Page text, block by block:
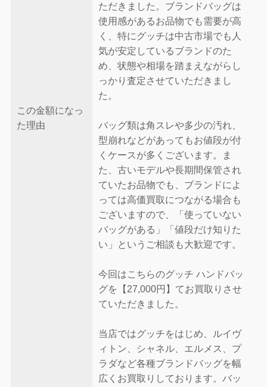
この金額になっ
た理由
ただきました。ブランドバッグは
使用感があるお品物でも需要が高
く、特にグッチは中古市場でも人
気が安定しているブランドのた
め、状態や相場を踏まえながらし
っかり査定させていただきまし
た。
バッグ類は角スレや多少の汚れ、
型崩れなどがあってもお値段が付
くケースが多くございます。ま
た、古いモデルや長期間保管され
ていたお品物でも、ブランドによ
っては高価買取につながる場合も
ございますので、「使っていない
バッグがある」「値段だけ知りた
い」というご相談も大歓迎です。
今回はこちらのグッチ ハンドバッ
グを【27,000円】てお買取りさせ
ていただきました。
当店ではグッチをはじめ、ルイヴ
ィトン、シャネル、エルメス、プ
ラダなど各種ブランドバッグを幅
広くお買取りしております。バッ